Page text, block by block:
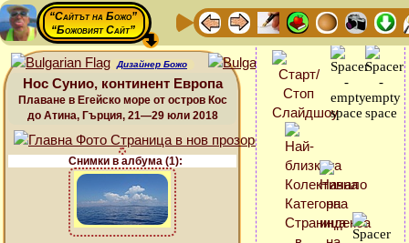
“Сайтът на Божо”
“Божовият Сайт”
Дизайнер Божо
Нос Сунио, континент Европа
Плаване в Егейско море от остров Кос
до Атина, Гърция, 21—29 юли 2018
Снимки в албума (1):